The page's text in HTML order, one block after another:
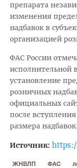
препарата
изменения
надбавок в
организацией
ФАС России
исполнительной
установление
розничных
официальных
после
размера надбавок.
Источник:
ЖНВЛП ФАС